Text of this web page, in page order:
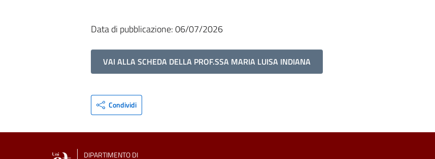
Data di pubblicazione: 06/07/2026
VAI ALLA SCHEDA DELLA PROF.SSA MARIA LUISA INDIANA
Condividi
DIPARTIMENTO DI